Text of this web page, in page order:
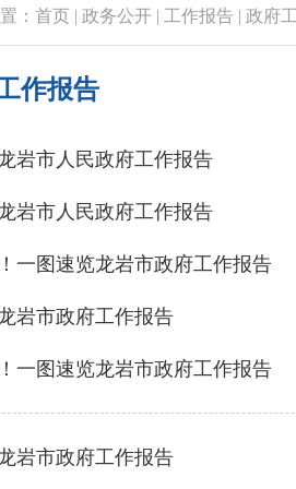
： 首页 | 政务公开 | 工作报告 | 政府
作报告
岩市人民政府工作报告
岩市人民政府工作报告
一图速览龙岩市政府工作报告
岩市政府工作报告
一图速览龙岩市政府工作报告
岩市政府工作报告